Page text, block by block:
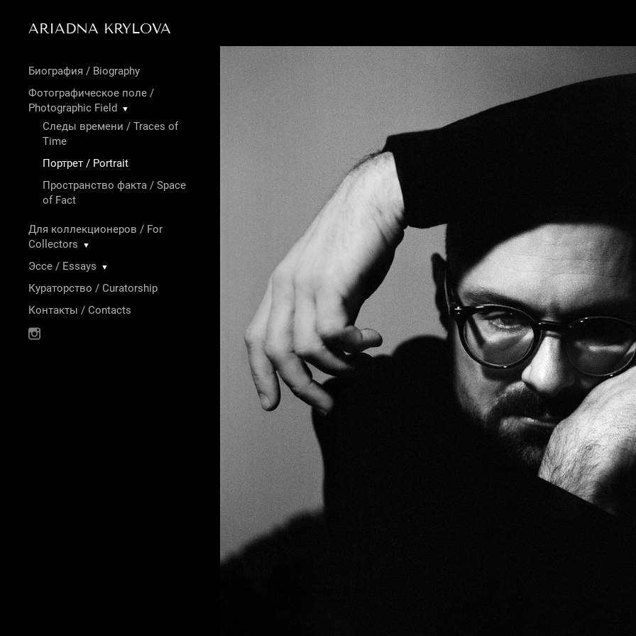
ARIADNA KRYLOVA
Биография / Biography
Фотографическое поле /
Photographic Field
▼
Следы времени / Traces of
Time
Портрет / Portrait
Пространство факта / Space
of Fact
Для коллекционеров / For
Collectors
▼
Эссе / Essays ▼
Кураторство / Curatorship
Контакты / Contacts